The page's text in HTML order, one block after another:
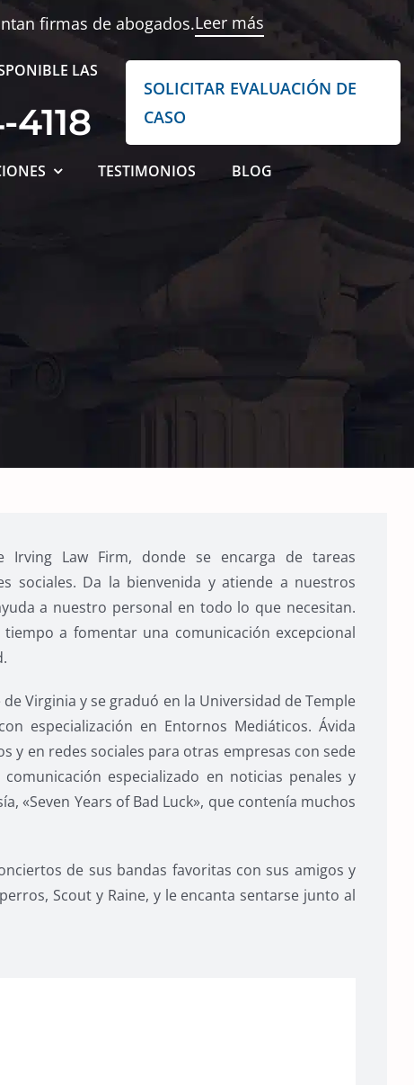
firmas de abogados.Leer más
LAS
SOLICITAR EVALUACIÓN DE
CASO
TESTIMONIOS
BLOG
Irving Law Firm, donde se encarga de tareas
sociales. Da la bienvenida y atiende a nuestros
a nuestro personal en todo lo que necesitan.
a fomentar una comunicación excepcional
Virginia y se graduó en la Universidad de Temple
especialización en Entornos Mediáticos. Ávida
y en redes sociales para otras empresas con sede
especializado en noticias penales y
«Seven Years of Bad Luck», que contenía muchos
de sus bandas favoritas con sus amigos y
Scout y Raine, y le encanta sentarse junto al